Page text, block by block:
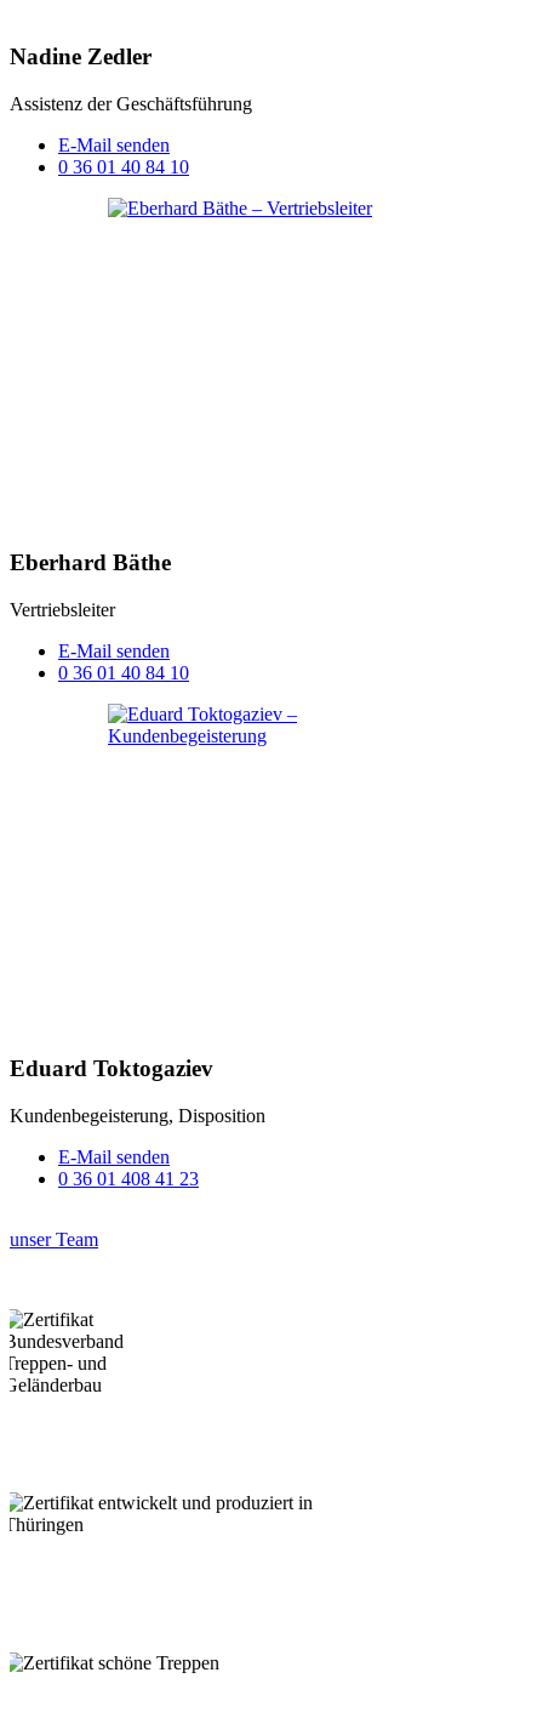
Nadine Zedler
Assistenz der Geschäftsführung
E-Mail senden
0 36 01 40 84 10
Eberhard Bäthe
Vertriebsleiter
E-Mail senden
0 36 01 40 84 10
Eduard Toktogaziev
Kundenbegeisterung, Disposition
E-Mail senden
0 36 01 408 41 23
unser Team